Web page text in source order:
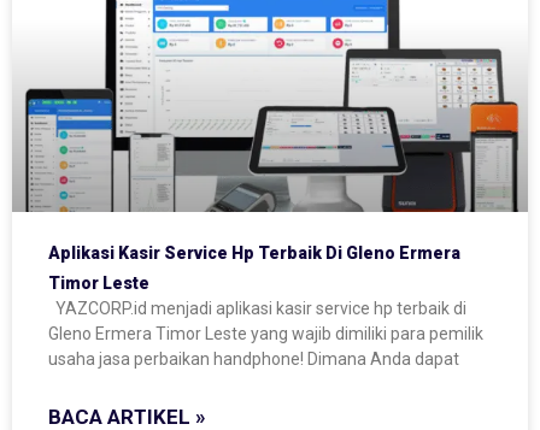
Aplikasi Kasir Service Hp Terbaik Di Gleno Ermera
Timor Leste
YAZCORP.id menjadi aplikasi kasir service hp terbaik di
Gleno Ermera Timor Leste yang wajib dimiliki para pemilik
usaha jasa perbaikan handphone! Dimana Anda dapat
BACA ARTIKEL »